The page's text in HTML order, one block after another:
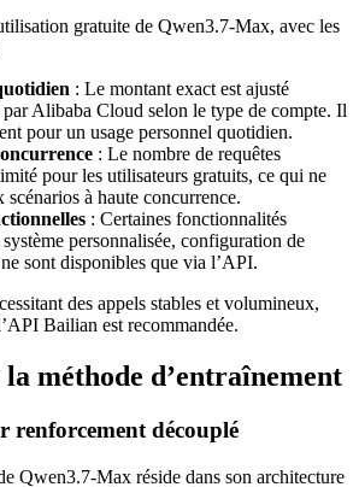
gratuite de Qwen3.7-Max, avec les
: Le montant exact est ajusté
Alibaba Cloud selon le type de compte. Il
pour un usage personnel quotidien.
: Le nombre de requêtes
pour les utilisateurs gratuits, ce qui ne
scénarios à haute concurrence.
: Certaines fonctionnalités
personnalisée, configuration de
sont disponibles que via l’API.
des appels stables et volumineux,
Bailian est recommandée.
la méthode d’entraînement
renforcement découplé
Qwen3.7-Max réside dans son architecture